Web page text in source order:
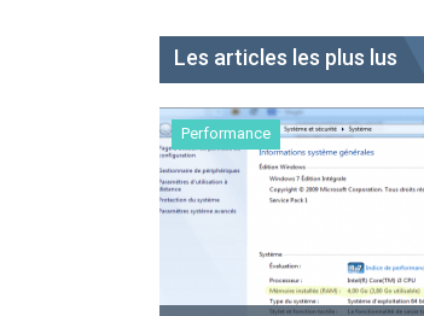
Les articles les plus lus
Performance